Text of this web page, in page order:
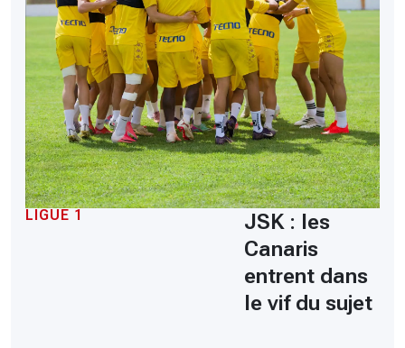
LIGUE 1
JSK : les
Canaris
entrent dans
le vif du sujet